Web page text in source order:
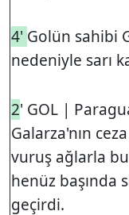
4' Golün sahibi
nedeniyle sarı
2' GOL |
Galarza'nın
vuruş ağlarla
henüz başında
geçirdi.